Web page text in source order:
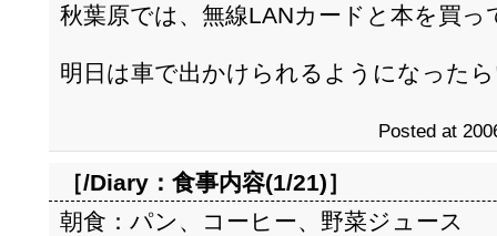
秋葉原では、無線LANカードと本を買っ
明日は車で出かけられるようになった
Posted at
［/Diary： 食事内容(1/21)］
朝食：パン、コーヒー、野菜ジュース